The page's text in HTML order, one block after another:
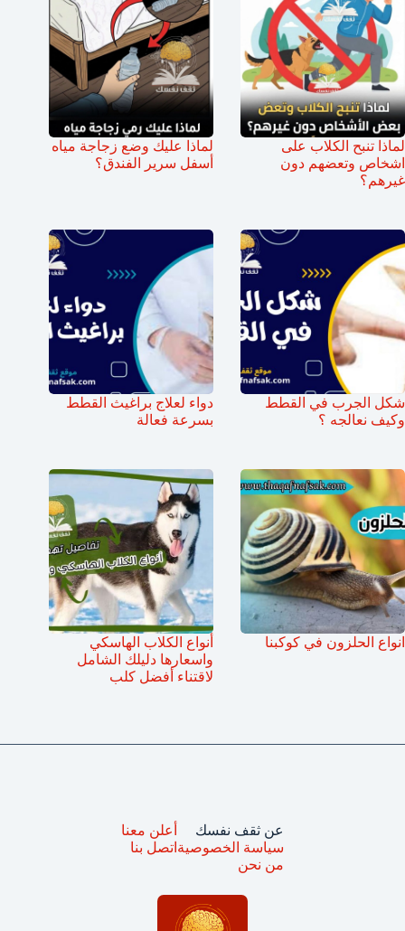
لماذا تنبح الكلاب على
اشخاص وتعضهم دون
غيرهم؟
لماذا عليك وضع زجاجة مياه
أسفل سرير الفندق؟
شكل الجرب في القطط
وكيف نعالجه ؟
دواء لعلاج براغيث القطط
بسرعة فعالة
انواع الحلزون في كوكبنا
أنواع الكلاب الهاسكي
واسعارها دليلك الشامل
لاقتناء أفضل كلب
عن ثقف نفسك
سياسة الخصوصية
من نحن
أعلن معنا
اتصل بنا